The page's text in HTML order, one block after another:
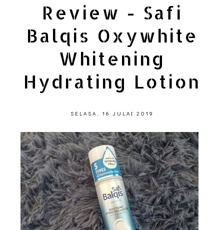
Review - Safi
Balqis Oxywhite
Whitening
Hydrating Lotion
SELASA, 16 JULAI 2019